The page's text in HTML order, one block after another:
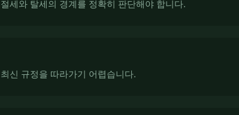
세와 탈세의 경계를 정확히 판단해야 합니다.
신 규정을 따라가기 어렵습니다.